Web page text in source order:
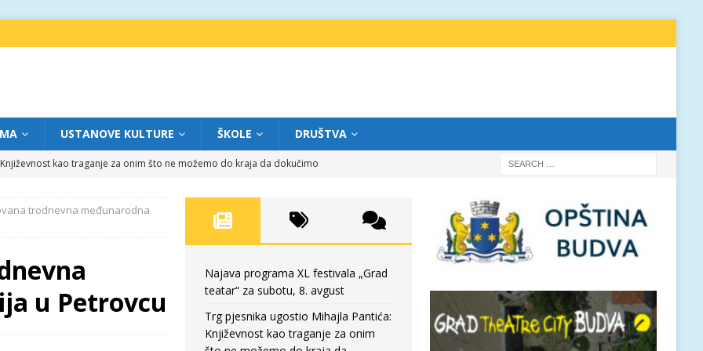
USTANOVE KULTURE ŠKOLE DRUŠTVA
kao traganje za onim što ne možemo do kraja da dokučimo
za petak, 7. avgust
FOKUS
„Više od igre” na sceni između crkava
FOKUS
za četvrtak, 6. avgust
za subotu, 8. avgust FOKUS
trodnevna međunarodna
u Petrovcu
Najava programa XL festivala „Grad
teatar“ za subotu, 8. avgust
Trg pjesnika ugostio Mihajla Pantića:
Književnost kao traganje za onim